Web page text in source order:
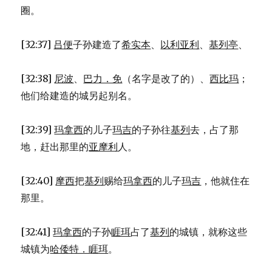
圈。
[32:37] 吕便子孙建造了希实本、 以利亚利、基列亭、
[32:38] 尼波、 巴力．免 （名字是改了的）、西比玛 ；
他们给建造的城另起别名。
[32:39]玛拿西的儿子玛吉的子孙往基列去，占了那
地，赶出那里的亚摩利人。
[32:40] 摩西把基列赐给玛拿西的儿子玛吉 ，他就住在
那里。
[32:41]玛拿西的子孙睚珥占了基列的城镇，就称这些
城镇为哈倭特．睚珥。